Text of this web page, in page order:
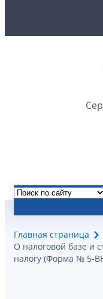
Главная страница
О налоговой базе и
налогу (Форма № 5-